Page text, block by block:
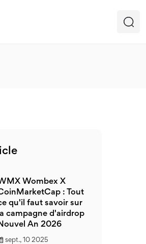
Wombex X
: Tout
qu'il faut savoir sur
campagne d'airdrop
An 2026
sept., 10 2025